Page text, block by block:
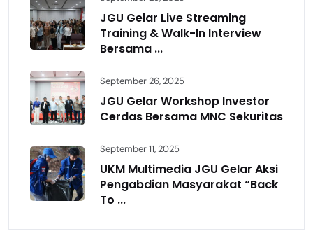
JGU Gelar Live Streaming
Training & Walk-In Interview
Bersama ...
September 26, 2025
JGU Gelar Workshop Investor
Cerdas Bersama MNC Sekuritas
September 11, 2025
UKM Multimedia JGU Gelar Aksi
Pengabdian Masyarakat “Back
To ...